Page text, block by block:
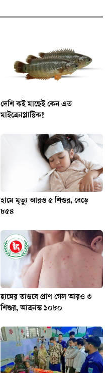
দেশি কই মাছেই কেন এত
মাইক্রোপ্লাস্টিক?
হামে মৃত্যু আরও ৫ শিশুর, বেড়ে
৮৫৪
হামের তাণ্ডবে প্রাণ গেল আরও ৩
শিশুর, আক্রান্ত ১০৮০